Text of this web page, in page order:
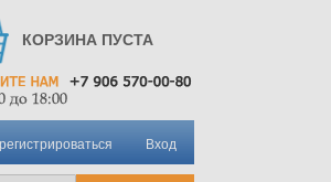
КОРЗИНА ПУСТА
Вход